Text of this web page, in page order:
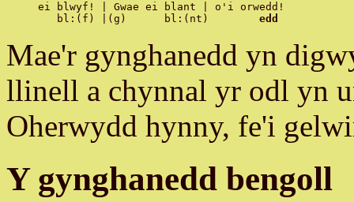
ei blwyf! | Gwae ei blant | o'i orwedd!
   bl:(f) |(g)      bl:(nt)
edd
Mae'r gynghanedd yn
llinell a chynnal yr odl yn
Oherwydd hynny, fe'i
Y gynghanedd bengoll